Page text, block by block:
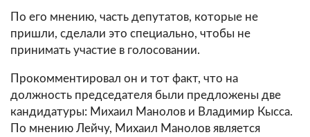
По его мнению, часть депутатов, которые не
пришли, сделали это специально, чтобы не
принимать участие в голосовании.
Прокомментировал он и тот факт, что на
должность председателя были предложены две
кандидатуры: Михаил Манолов и Владимир Кысса.
По мнению Лейчу, Михаил Манолов является